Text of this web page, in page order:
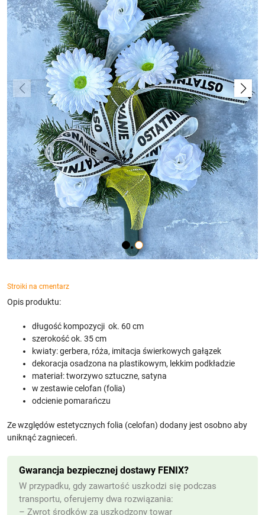
Stroiki na cmentarz
Opis produktu:
długość kompozycji ok. 60 cm
szerokość ok. 35 cm
kwiaty: gerbera, róża, imitacja świerkowych gałązek
dekoracja osadzona na plastikowym, lekkim podkładzie
materiał: tworzywo sztuczne, satyna
w zestawie celofan (folia)
odcienie pomarańczu
Ze względów estetycznych folia (celofan) dodany jest osobno aby
uniknąć zagnieceń.
Gwarancja bezpiecznej dostawy FENIX?
W przypadku, gdy zawartość uszkodzi się podczas
transportu, oferujemy dwa rozwiązania:
– Zwrot środków za uszkodzony towar